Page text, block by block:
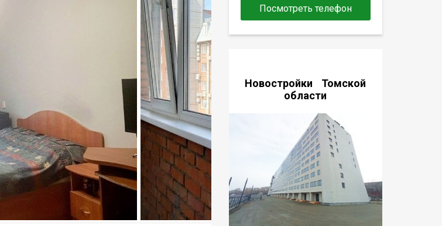
Посмотреть телефон
Новостройки Томской
области